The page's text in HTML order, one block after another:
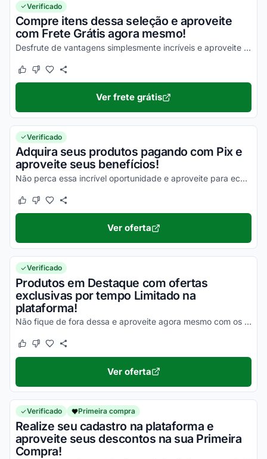
Verificado
Compre itens dessa seleção e aproveite
com Frete Grátis agora mesmo!
Desfrute de vantagens simplesmente incríveis e aproveite para economizar agora mesmo!
Este cupom funcionou
Este cupom não funcionou
Ver frete grátis
Verificado
Adquira seus produtos pagando com Pix e
aproveite seus benefícios!
Não perca essa incrível oportunidade e aproveite para economizar!
Este cupom funcionou
Este cupom não funcionou
Ver oferta
Verificado
Produtos em Destaque com ofertas
exclusivas por tempo Limitado na
plataforma!
Não fique de fora dessa e aproveite agora mesmo com os melhores descontos!
Este cupom funcionou
Este cupom não funcionou
Ver oferta
Verificado Primeira compra
Realize seu cadastro na plataforma e
aproveite seus descontos na sua Primeira
Compra!